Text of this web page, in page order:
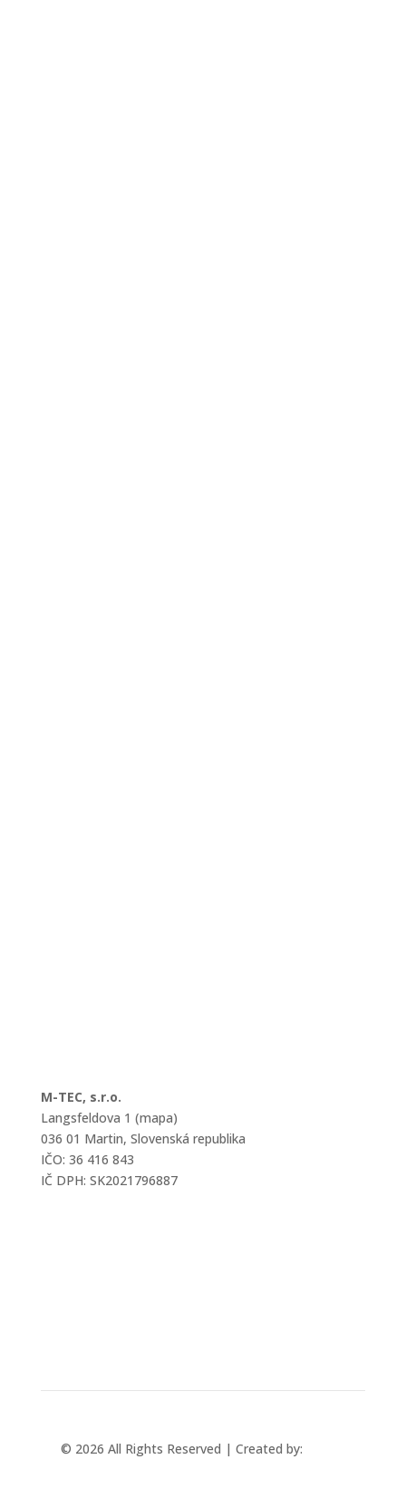
M-TEC, s.r.o.
Langsfeldova 1 (mapa)
036 01 Martin, Slovenská republika
IČO: 36 416 843
IČ DPH: SK2021796887
© 2026 All Rights Reserved | Created by: